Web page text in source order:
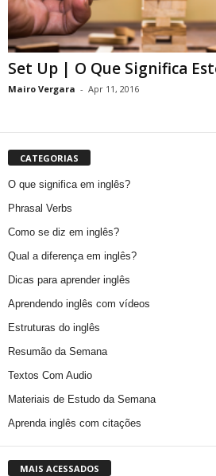
Set Up | O Que Significa
Mairo Vergara - Apr 11, 2016
CATEGORIAS
O que significa em inglês?
Phrasal Verbs
Como se diz em inglês?
Qual a diferença em inglês?
Dicas para aprender inglês
Aprendendo inglês com vídeos
Estruturas do inglês
Resumão da Semana
Textos Com Audio
Materiais de Estudo da Semana
Aprenda inglês com citações
MAIS ACESSADOS